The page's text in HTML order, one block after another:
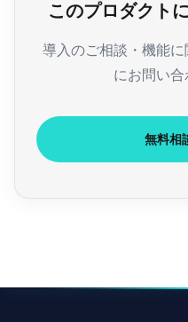
このプロダクト
導入のご相談・機能
にお問い合
無料相